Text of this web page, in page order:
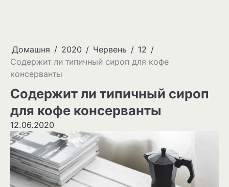
Домашня 2020 Червень
12
Содержит ли типичный сироп для кофе
консерванты
Содержит ли типичный сироп
для кофе консерванты
12.06.2020